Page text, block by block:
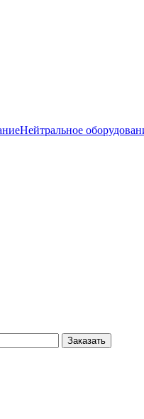
Нейтральное